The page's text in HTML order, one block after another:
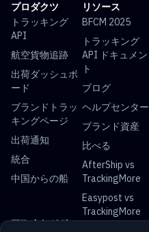
プロダクツ
トラッキング
API
航空貨物追跡
出荷ダッシュボ
ード
ブランドトラッ
キングページ
出荷通知
統合
中国からの船
リソース
BFCM 2025
トラッキング
API ドキュメン
ト
ブログ
ヘルプセンター
ブランド資産
比べる
AfterShip vs
TrackingMore
Easypost vs
TrackingMore
国際小包 追跡